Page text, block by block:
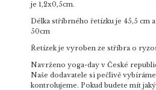
je 1,2x0,5cm.
Délka stříbrného řetízku je 45,5 cm
50cm
Řetízek je vyroben ze stříbra o
Navrženo yoga-day v České
Naše dodavatele si pečlivě
kontrolujeme. Pokud budete mít